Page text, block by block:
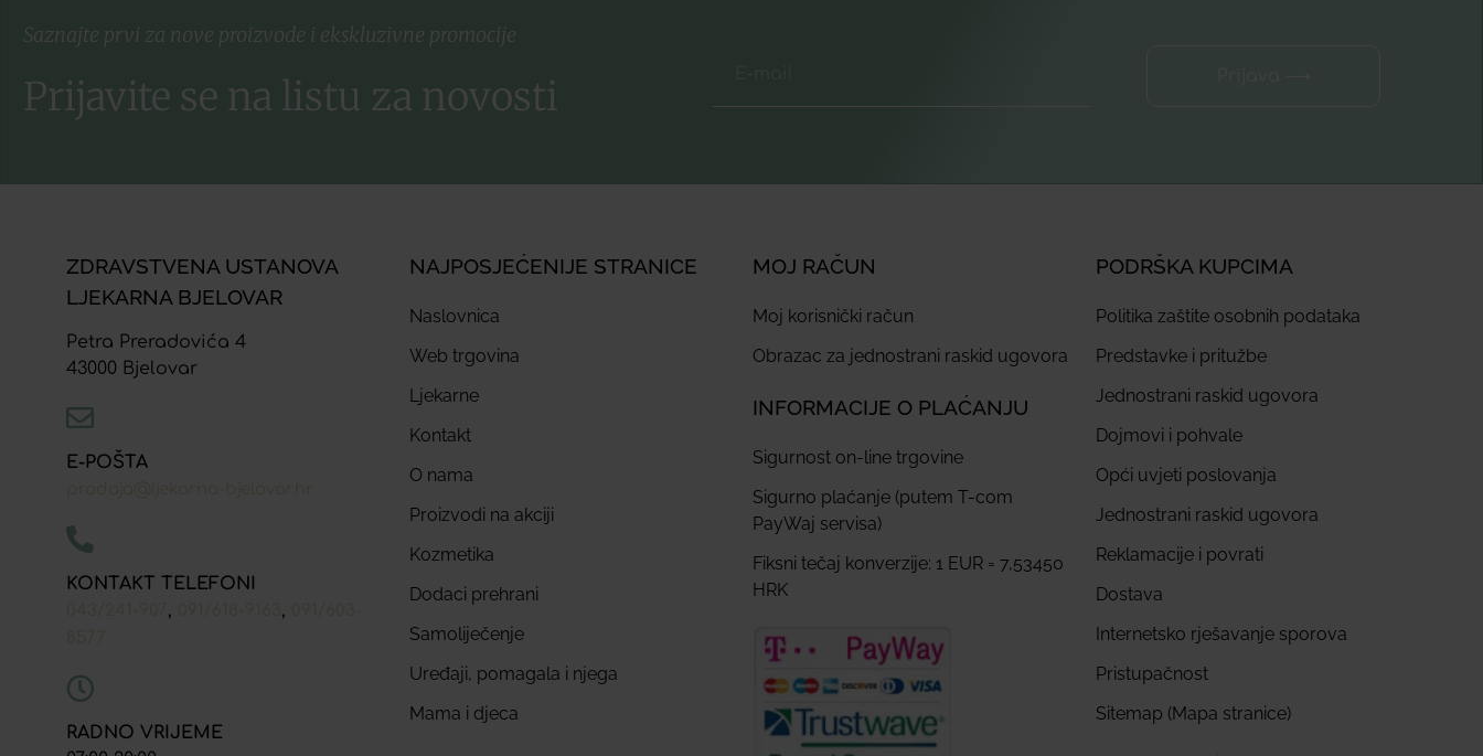
Saznajte prvi za nove proizvode i ekskluzivne promocije
Prijavite se na listu za novosti
ZDRAVSTVENA USTANOVA
LJEKARNA BJELOVAR
Petra Preradovića 4
43000 Bjelovar
E-POŠTA
KONTAKT TELEFONI
, ,
RADNO VRIJEME
NAJPOSJEĆENIJE STRANICE
Naslovnica
Web trgovina
Ljekarne
Kontakt
O nama
Proizvodi na akciji
Kozmetika
Dodaci prehrani
Samoliječenje
Uređaji, pomagala i njega
Mama i djeca
MOJ RAČUN
Moj korisnički račun
Obrazac za jednostrani raskid ugovora
INFORMACIJE O PLAĆANJU
Sigurnost on-line trgovine
Sigurno plaćanje (putem T-com
PayWaj servisa)
Fiksni tečaj konverzije: 1 EUR = 7,53450
HRK
PODRŠKA KUPCIMA
Politika zaštite osobnih podataka
Predstavke i pritužbe
Jednostrani raskid ugovora
Dojmovi i pohvale
Opći uvjeti poslovanja
Jednostrani raskid ugovora
Reklamacije i povrati
Dostava
Internetsko rješavanje sporova
Pristupačnost
Sitemap (Mapa stranice)